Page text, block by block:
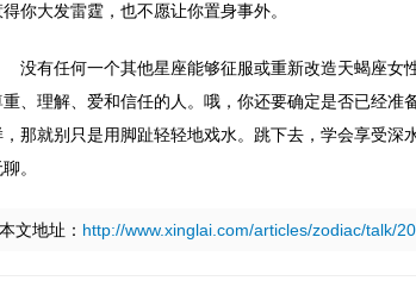
得你大发雷霆，也不愿让你置身事外。
没有任何一个其他星座能够征服或重新改造天蝎座女
重、理解、爱和信任的人。哦，你还要确定是否已经准
，那就别只是用脚趾轻轻地戏水。跳下去，学会享受深
。
本文地址： http://www.xinglai.com/articles/zodiac/talk/